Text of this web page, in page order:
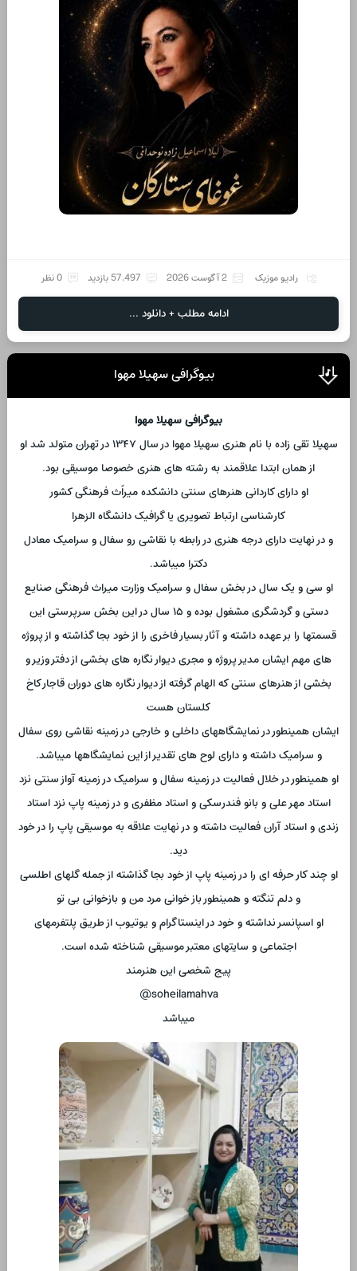
رادیو موزیک 2 آگوست 2026 57,497 بازدید 0 نظر
ادامه مطلب + دانلود ...
بیوگرافی سهیلا مهوا
بیوگرافی سهیلا مهوا
سهیلا تقی زاده با نام هنری سهیلا مهوا در سال ۱۳۴۷ در تهران متولد شد او
از همان ابتدا علاقمند به رشته های هنری خصوصا موسیقی بود.
او دارای کاردانی هنرهای سنتی دانشکده میراًث فرهنگی کشور
کارشناسی ارتباط تصویری یا گرافیک دانشگاه الزهرا
و در نهایت دارای درجه هنری در رابطه با نقاشی رو سفال و سرامیک معادل
دکترا میباشد.
او سی و یک سال در بخش سفال و سرامیک وزارت میراث فرهنگی صنایع
دستی و گردشگری مشغول بوده و ۱۵ سال در این بخش سرپرستی این
قسمتها را بر عهده داشته و آثار بسیار فاخری را از خود بجا گذاشته و از پروژه
های مهم ایشان مدیر پروژه و مجری دیوار نگاره های بخشی از دفتر وزیر و
بخشی از هنرهای سنتی که الهام گرفته از دیوار نگاره های دوران قاجار کاخ
کلستان هست
ایشان همینطور در نمایشگاههای داخلی و خارجی در زمینه نقاشی روی سفال
و سرامیک داشته و دارای لوح های تقدیر از این نمایشگاهها میباشد.
او همینطور در خلال فعالیت در زمینه سفال و سرامیک در زمینه آواز سنتی نزد
استاد مهر علی و بانو فندرسکی و استاد مظفری و در زمینه پاپ نزد استاد
زندی و استاد آران فعالیت داشته و در نهایت علاقه به موسیقی پاپ را در خود
دید.
او چند کار حرفه ای را در زمینه پاپ از خود بجا گذاشته از جمله گلهای اطلسی
و دلم تنگته و همینطور باز خوانی مرد من و بازخوانی بی تو
او اسپانسر نداشته و خود در اینستاگرام و یوتیوب از طریق پلتفرمهای
اجتماعی و سایتهای معتبر موسیقی شناخته شده است.
پیج شخصی این هنرمند
soheilamahva@
میباشد